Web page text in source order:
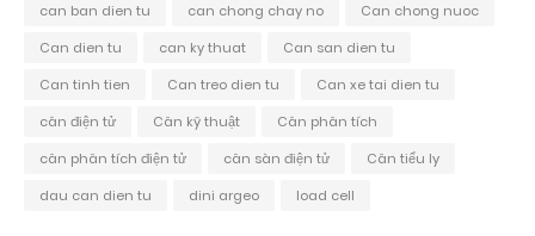
can ban dien tu
can chong chay no
Can chong nuoc
Can dien tu
can ky thuat
Can san dien tu
Can tinh tien
Can treo dien tu
Can xe tai dien tu
cân điện tử
Cân kỹ thuật
Cân phân tích
cân phân tích điện tử
cân sàn điện tử
Cân tiểu ly
dau can dien tu
dini argeo load cell